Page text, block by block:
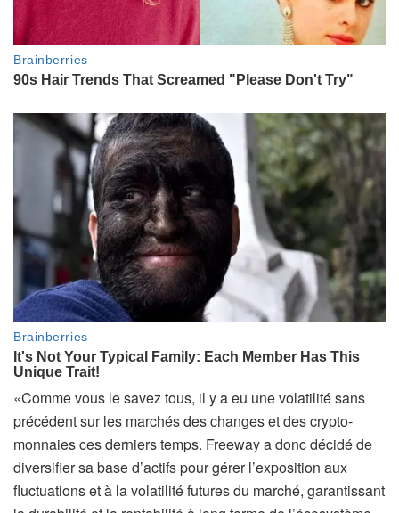
«Comme vous le savez tous, il y a eu une volatilité sans
précédent sur les marchés des changes et des crypto-
monnaies ces derniers temps. Freeway a donc décidé de
diversifier sa base d’actifs pour gérer l’exposition aux
fluctuations et à la volatilité futures du marché, garantissant